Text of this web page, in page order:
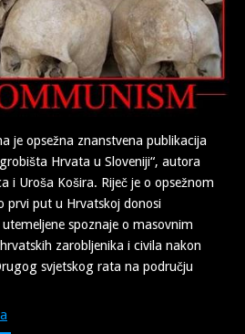
je opsežna znanstvena publikacija
Hrvata u Sloveniji“, autora
i Uroša Košira. Riječ je o opsežnom
prvi put u Hrvatskoj donosi
spoznaje o masovnim
zarobljenika i civila nakon
svjetskog rata na području